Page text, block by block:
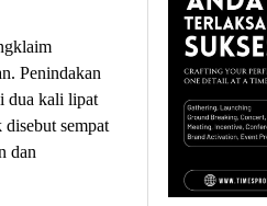
Penindakan
dua kali lipat
sempat
dan